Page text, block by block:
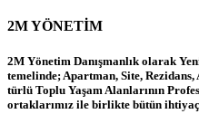
2M YÖNETİM
2M Yönetim Danışmanlık olarak
temelinde; Apartman, Site,
türlü Toplu Yaşam Alanlarının
ortaklarımız ile birlikte bütün